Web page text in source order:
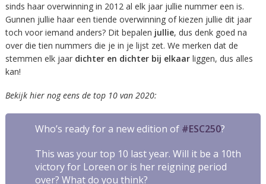
sinds haar overwinning in 2012 al elk jaar jullie nummer een is.
Gunnen jullie haar een tiende overwinning of kiezen jullie dit jaar
toch voor iemand anders? Dit bepalen jullie, dus denk goed na
over die tien nummers die je in je lijst zet. We merken dat de
stemmen elk jaar dichter en dichter bij elkaarliggen, dus alles
kan!
Bekijk hier nog eens de top 10 van 2020:
Who’s ready for a new edition of #ESC250?
This was your top 10 last year. Will it be a 10th
victory for Loreen or is her reigning period
over? What do you think?